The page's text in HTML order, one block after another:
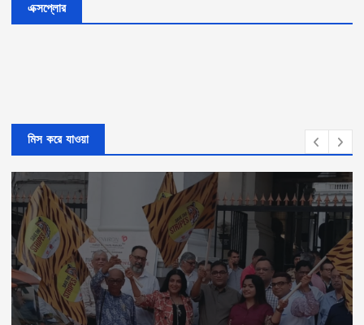
এক্সপ্লোর
মিস করে যাওয়া